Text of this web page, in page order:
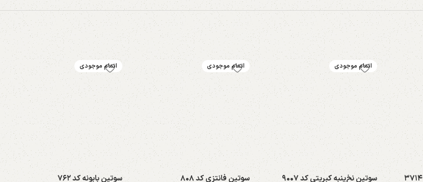
اتمام موجودی
سوتین نخ‌پنبه کبریتی کد ۹۰۰۷
اتمام موجودی
سوتین فانتزی کد ۸۰۸
اتمام موجودی
سوتین بابونه کد ۷۶۲